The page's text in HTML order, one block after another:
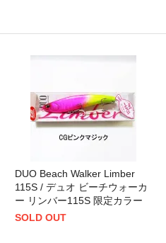
DUO Beach Walker Limber
115S / デュオ ビーチウォーカ
ー リンバー115S 限定カラー
SOLD OUT